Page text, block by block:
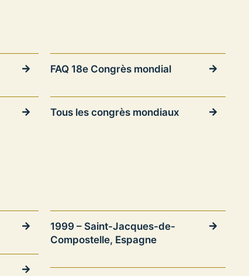
FAQ 18e Congrès mondial
Tous les congrès mondiaux
1999 – Saint-Jacques-de-
Compostelle, Espagne